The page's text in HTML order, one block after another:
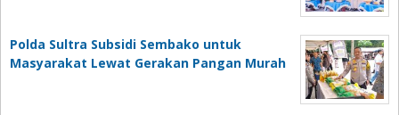
Polda Sultra Subsidi Sembako untuk
Masyarakat Lewat Gerakan Pangan Murah